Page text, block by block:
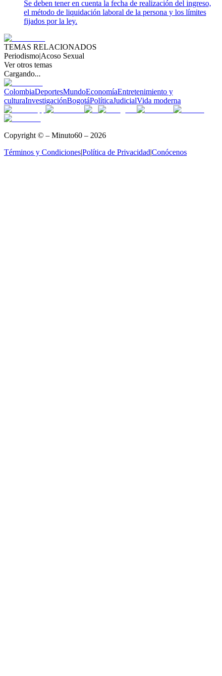
Se deben tener en cuenta la fecha de realización del ingreso,
el método de liquidación laboral de la persona y los límites
fijados por la ley.
TEMAS RELACIONADOS
Periodismo|Acoso Sexual
Ver otros temas
Cargando...
ColombiaDeportesMundoEconomíaEntretenimiento y
culturaInvestigaciónBogotáPolíticaJudicialVida moderna
Copyright © – Minuto60 – 2026
Términos y Condiciones|Política de Privacidad|Conócenos